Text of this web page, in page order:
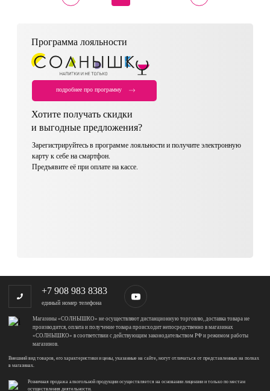
Программа лояльности
подробнее про программу
Хотите получать скидки
и выгодные предложения?
Зарегистрируйтесь в программе лояльности и получите электронную
карту к себе на смартфон.
Предъявите её при оплате на кассе.
+7 908 983 8383
единый номер телефона
Магазины «СОЛНЫШКО» не осуществляют дистанционную торговлю, доставка товара не
производится, оплата и получение товара происходит непосредственно в магазинах
«СОЛНЫШКО» в соответствии с действующим законодательством РФ и режимом работы
магазинов.
Внешний вид товаров, его характеристики и цены, указанные на сайте, могут отличаться от представленных на полках
в магазинах.
Розничная продажа алкогольной продукции осуществляется на основании лицензии и только по местам
осуществления деятельности.